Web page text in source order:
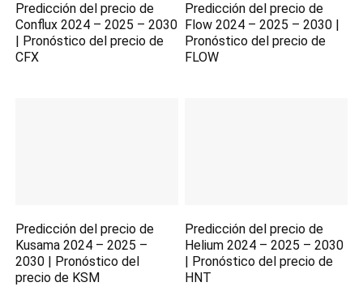
Predicción del precio de
Conflux 2024 – 2025 – 2030
| Pronóstico del precio de
CFX
Predicción del precio de
Flow 2024 – 2025 – 2030 |
Pronóstico del precio de
FLOW
Predicción del precio de
Kusama 2024 – 2025 –
2030 | Pronóstico del
precio de KSM
Predicción del precio de
Helium 2024 – 2025 – 2030
| Pronóstico del precio de
HNT